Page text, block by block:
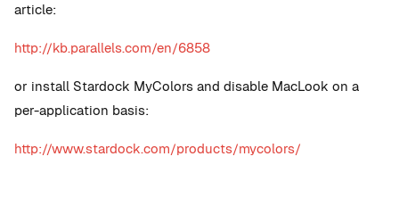
article:
http://kb.parallels.com/en/6858
or install Stardock MyColors and disable MacLook on a
per-application basis:
http://www.stardock.com/products/mycolors/